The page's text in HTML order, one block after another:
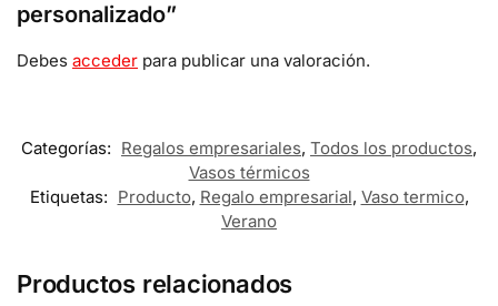
personalizado”
Debes acceder para publicar una valoración.
Categorías: Regalos empresariales, Todos los productos,
Vasos térmicos
Etiquetas: Producto, Regalo empresarial, Vaso termico,
Verano
Productos relacionados